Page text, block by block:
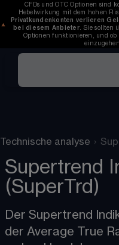
CFDs und OTC Optionen sind
Hebelwirkung mit dem hohen
Privatkundenkonten verlieren
bei diesem Anbieter. Sie sollten
Optionen funktionieren, und ob
Technische analyse ›
Supertrend
(SuperTrd)
Der Supertrend
der Average True